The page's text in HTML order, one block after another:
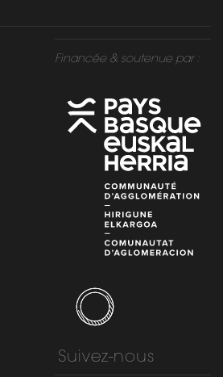
Financée & soutenue par :
Suivez-nous